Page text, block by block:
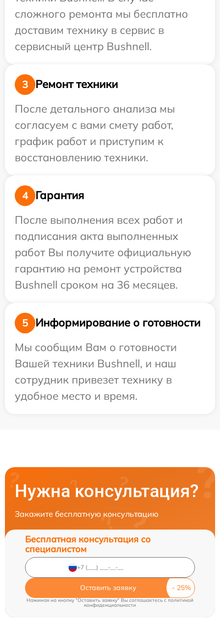
сложного ремонта мы бесплатно
доставим технику в сервис в
сервисный центр Bushnell.
3
Ремонт техники
После детального анализа мы
согласуем с вами смету работ,
график работ и приступим к
восстановлению техники.
4
Гарантия
После выполнения всех работ и
подписания акта выполненных
работ Вы получите официальную
гарантию на ремонт устройства
Bushnell сроком на 36 месяцев.
5
Информирование о готовности
Мы сообщим Вам о готовности
Вашей техники Bushnell, и наш
сотрудник привезет технику в
удобное место и время.
Нужна консультация?
Закажите бесплатную консультацию
Бесплатная консультация со
специалистом
Оставить заявку
Нажимая на кнопку "Оставить заявку" Вы соглашаетесь cполитикой
конфиденциальности